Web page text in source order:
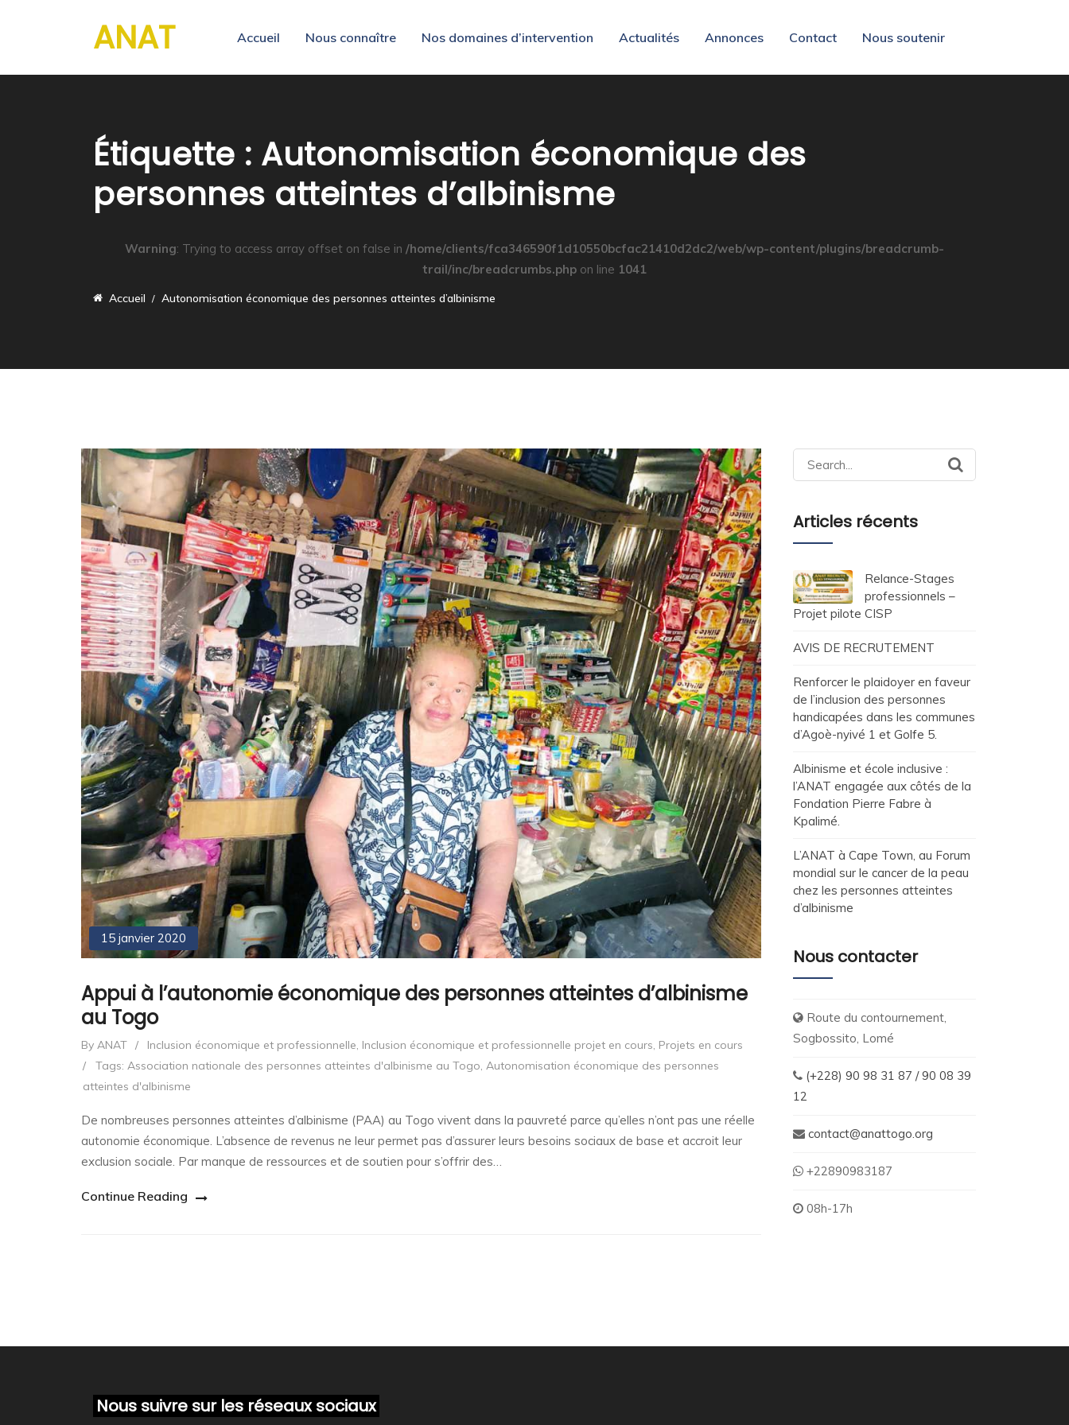
ANAT Accueil Nous connaître Nos domaines d’intervention Actualités Annonces Contact Nous soutenir
Étiquette : Autonomisation économique des
personnes atteintes d’albinisme
Warning: Trying to access array offset on false in /home/clients/fca346590f1d10550bcfac21410d2dc2/web/wp-content/plugins/breadcrumb-
trail/inc/breadcrumbs.php on line 1041
Accueil Autonomisation économique des personnes atteintes d’albinisme
15 janvier 2020
Appui à l’autonomie économique des personnes atteintes d’albinisme
au Togo
By ANAT / Inclusion économique et professionnelle, Inclusion économique et professionnelle projet en cours, Projets en cours
/
Tags: Association nationale des personnes atteintes d'albinisme au Togo, Autonomisation économique des personnes
atteintes d'albinisme
De nombreuses personnes atteintes d’albinisme (PAA) au Togo vivent dans la pauvreté parce qu’elles n’ont pas une réelle
autonomie économique. L’absence de revenus ne leur permet pas d’assurer leurs besoins sociaux de base et accroit leur
exclusion sociale. Par manque de ressources et de soutien pour s’offrir des…
Continue Reading
Search
for:
Articles récents
Relance-Stages
professionnels –
Projet pilote CISP
AVIS DE RECRUTEMENT
Renforcer le plaidoyer en faveur
de l’inclusion des personnes
handicapées dans les communes
d’Agoè-nyivé 1 et Golfe 5.
Albinisme et école inclusive :
l’ANAT engagée aux côtés de la
Fondation Pierre Fabre à
Kpalimé.
L’ANAT à Cape Town, au Forum
mondial sur le cancer de la peau
chez les personnes atteintes
d’albinisme
Nous contacter
Route du contournement,
Sogbossito, Lomé
(+228) 90 98 31 87 / 90 08 39
12
contact@anattogo.org
+22890983187
08h-17h
Nous suivre sur les réseaux sociaux